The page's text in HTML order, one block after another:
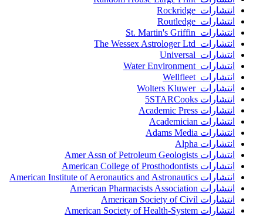
انتشارات Rockridge
انتشارات Routledge
انتشارات St. Martin's Griffin
انتشارات The Wessex Astrologer Ltd
انتشارات Universal
انتشارات Water Environment
انتشارات Wellfleet
انتشارات Wolters Kluwer
انتشارات 5STARCooks
انتشارات Academic Press
انتشارات Academician
انتشارات Adams Media
انتشارات Alpha
انتشارات Amer Assn of Petroleum Geologists
انتشارات American College of Prosthodontists
انتشارات American Institute of Aeronautics and Astronautics
انتشارات American Pharmacists Association
انتشارات American Society of Civil
انتشارات American Society of Health-System